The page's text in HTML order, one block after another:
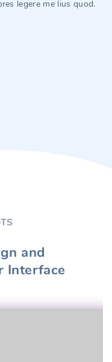
legere me lius quod.
and
Interface